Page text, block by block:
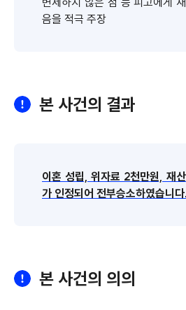
음을 적극 주장
본 사건의 결과
이혼 성립, 위자료 2천만원, 재
가 인정되어 전부승소하였습니다.
본 사건의 의의